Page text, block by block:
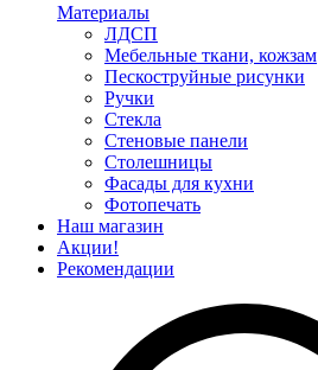
Материалы
ЛДСП
Мебельные ткани, кожзам
Пескоструйные рисунки
Ручки
Стекла
Стеновые панели
Столешницы
Фасады для кухни
Фотопечать
Наш магазин
Акции!
Рекомендации